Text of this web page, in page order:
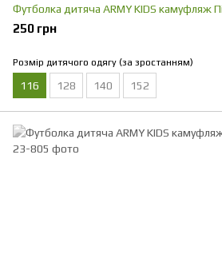
Футболка дитяча ARMY KIDS камуфляж
250 грн
Розмір дитячого одягу (за зростанням)
116 128 140 152